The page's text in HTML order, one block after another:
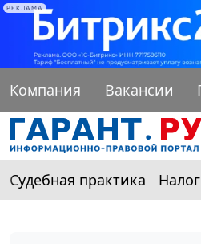
РЕКЛАМА
Компания Вакансии
Судебная практика